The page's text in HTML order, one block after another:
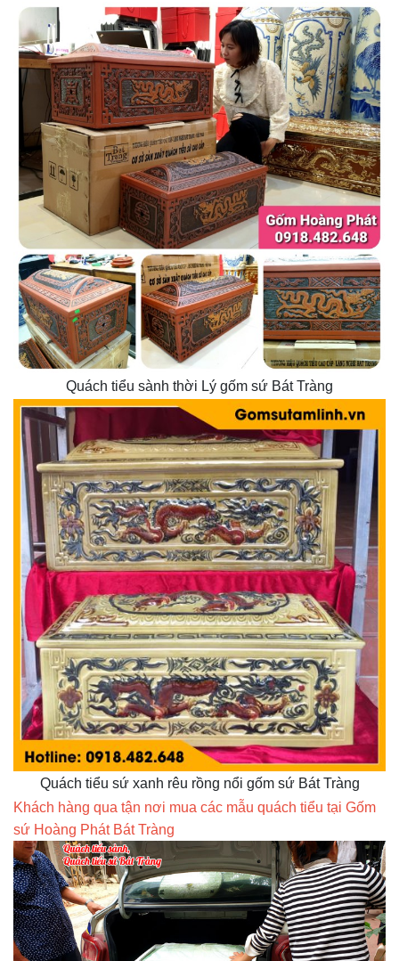
Quách tiểu sành thời Lý gốm sứ Bát Tràng
Quách tiểu sứ xanh rêu rồng nổi gốm sứ Bát Tràng
Khách hàng qua tận nơi mua các mẫu quách tiểu tại Gốm
sứ Hoàng Phát Bát Tràng